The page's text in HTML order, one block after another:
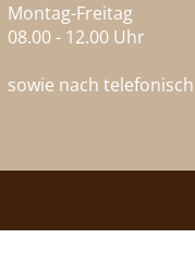
Montag-Freitag
08.00 - 12.00 Uhr
sowie nach